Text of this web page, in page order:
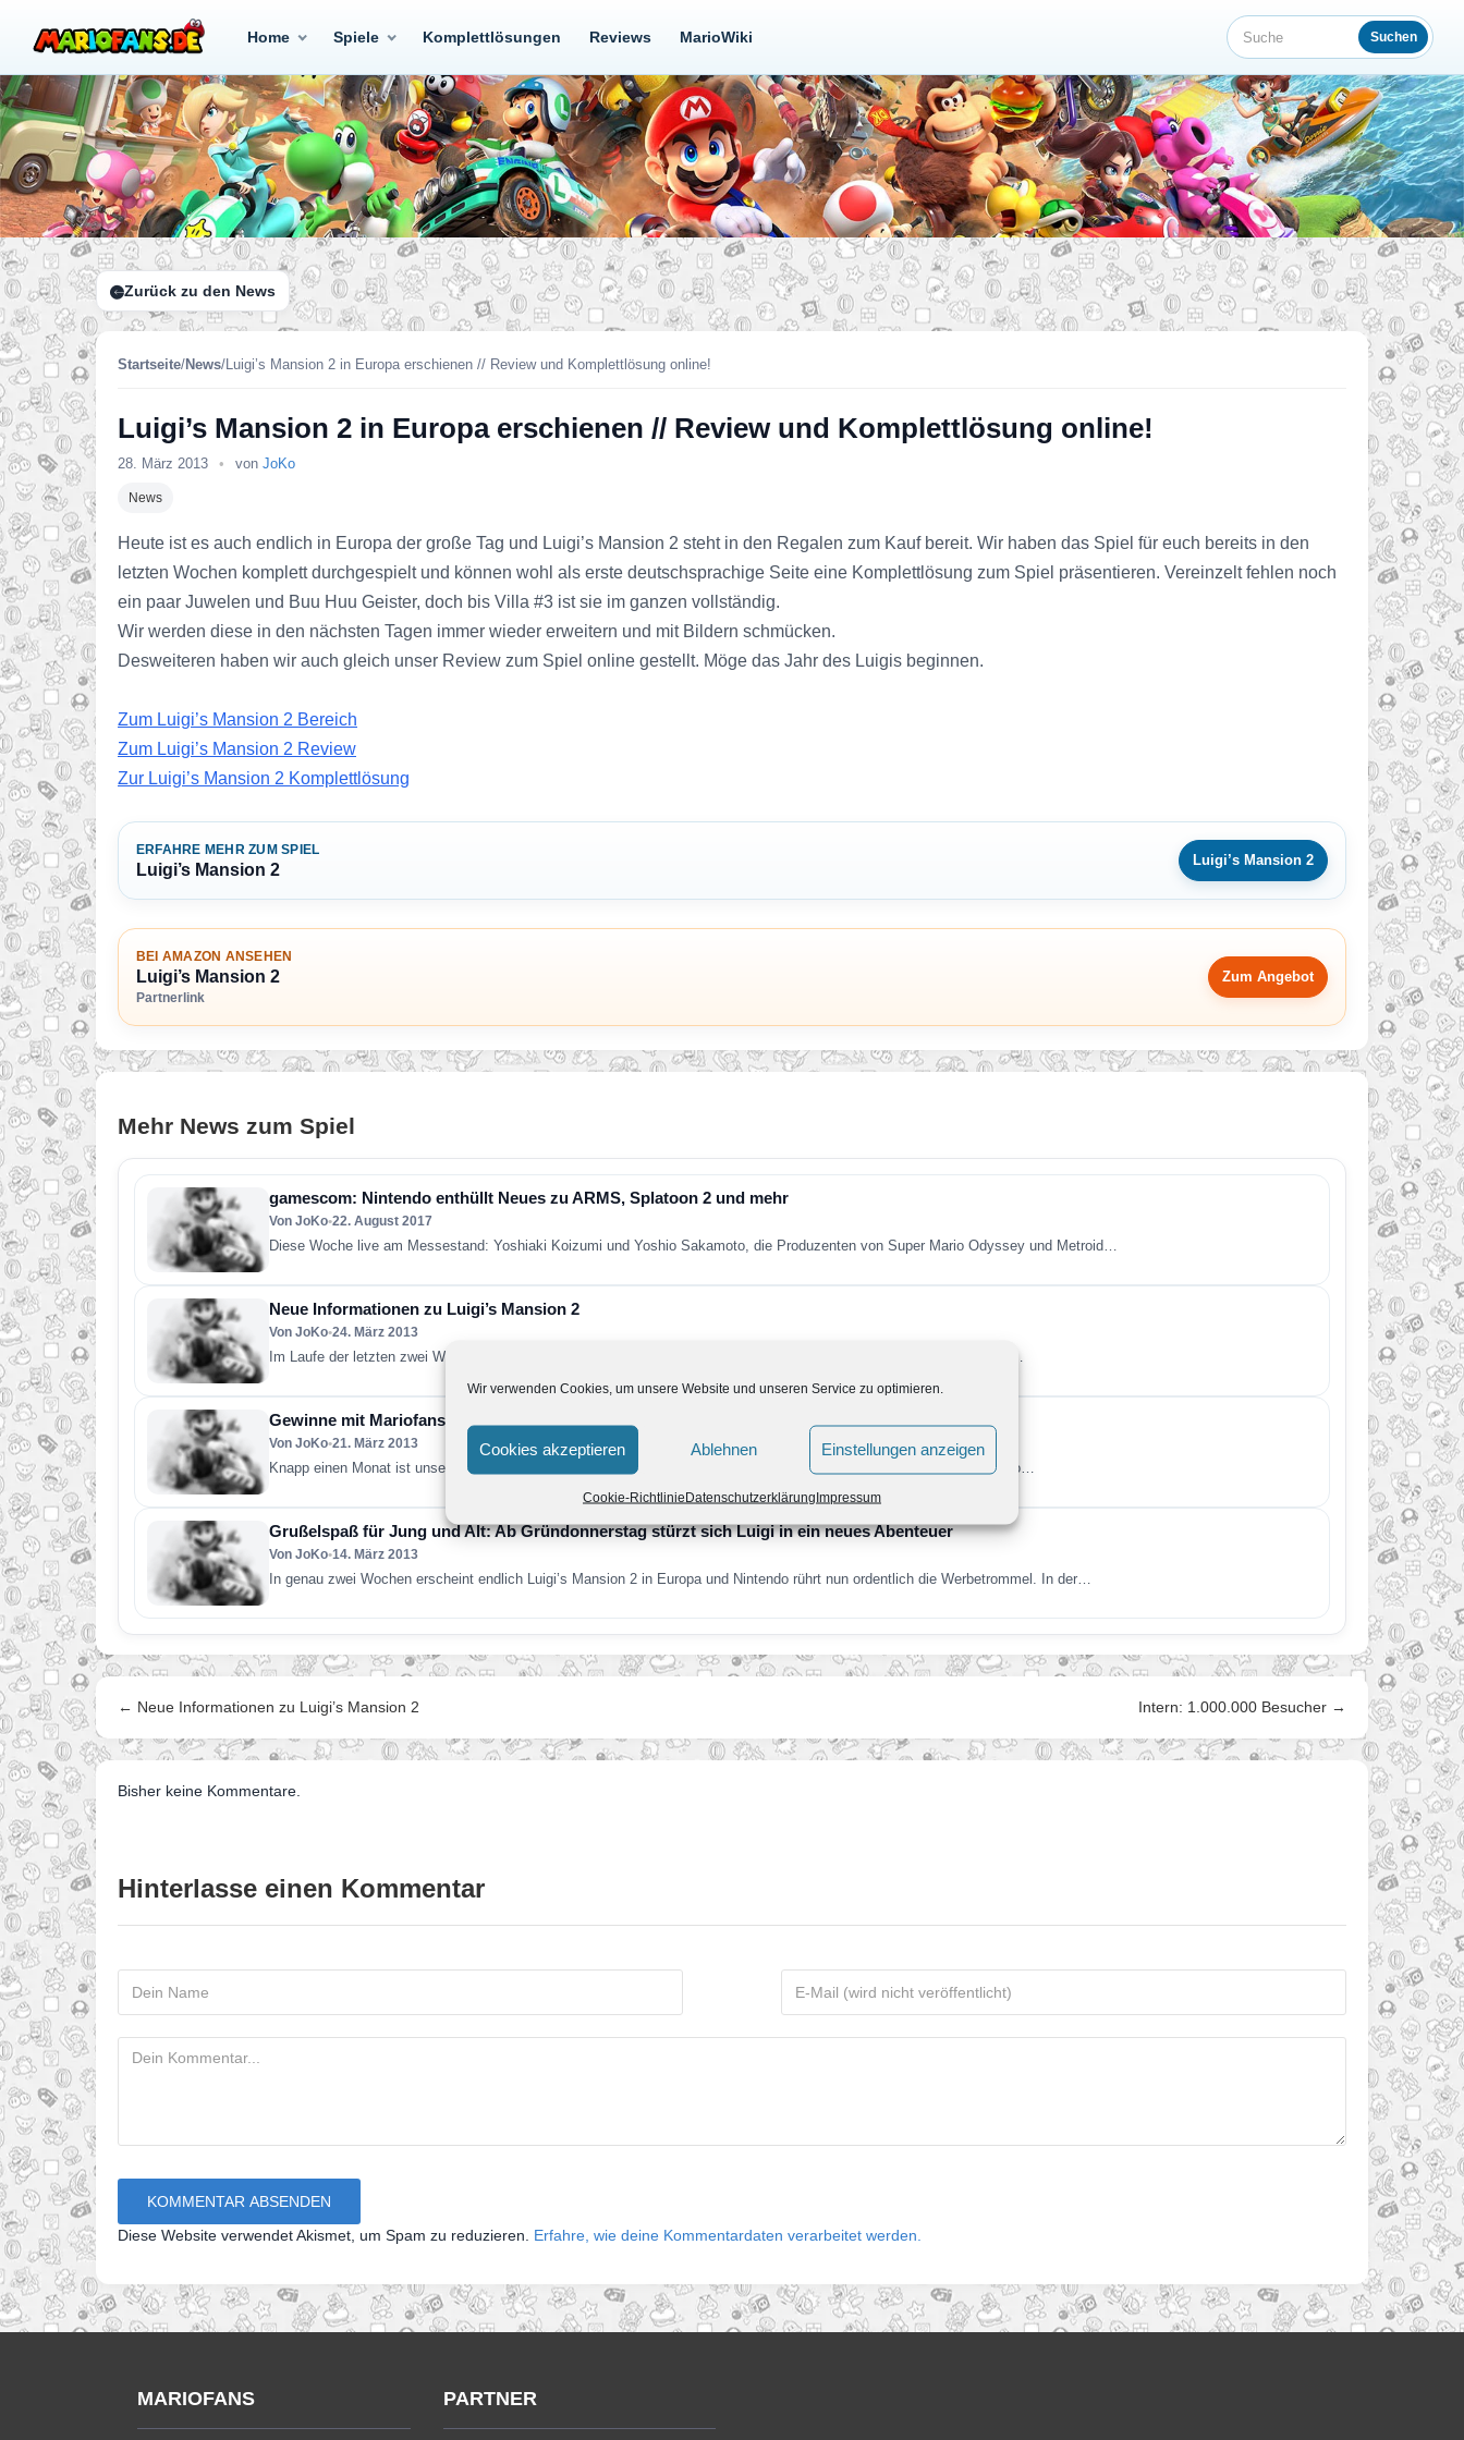
Wir verwenden Cookies, um unsere Website und unseren Service zu optimieren.
Cookies akzeptieren Ablehnen Einstellungen anzeigen
Cookie-RichtlinieDatenschutzerklärungImpressum
Home Spiele Komplettlösungen Reviews MarioWiki Suche Suchen
Zurück zu den News
Startseite/News/Luigi’s Mansion 2 in Europa erschienen // Review und Komplettlösung online!
Luigi’s Mansion 2 in Europa erschienen // Review und Komplettlösung online!
28. März 2013 • von JoKo
News
Heute ist es auch endlich in Europa der große Tag und Luigi’s Mansion 2 steht in den Regalen zum Kauf bereit. Wir haben das Spiel für euch bereits in den
letzten Wochen komplett durchgespielt und können wohl als erste deutschsprachige Seite eine Komplettlösung zum Spiel präsentieren. Vereinzelt fehlen noch
ein paar Juwelen und Buu Huu Geister, doch bis Villa #3 ist sie im ganzen vollständig.
Wir werden diese in den nächsten Tagen immer wieder erweitern und mit Bildern schmücken.
Desweiteren haben wir auch gleich unser Review zum Spiel online gestellt. Möge das Jahr des Luigis beginnen.
Zum Luigi’s Mansion 2 Bereich
Zum Luigi’s Mansion 2 Review
Zur Luigi’s Mansion 2 Komplettlösung
ERFAHRE MEHR ZUM SPIEL
Luigi’s Mansion 2
Luigi’s Mansion 2
BEI AMAZON ANSEHEN
Luigi’s Mansion 2
Partnerlink
Zum Angebot
Mehr News zum Spiel
gamescom: Nintendo enthüllt Neues zu ARMS, Splatoon 2 und mehr
Von JoKo•22. August 2017
Diese Woche live am Messestand: Yoshiaki Koizumi und Yoshio Sakamoto, die Produzenten von Super Mario Odyssey und Metroid…
Neue Informationen zu Luigi’s Mansion 2
Von JoKo•24. März 2013
Im Laufe der letzten zwei Wochen hat Nintendo einige neue Informationen zu Luigi’s Mansion 2 veröffentlicht. So wird…
Gewinne mit Mariofans.de und Nintendo Luigi’s Mansion 2
Von JoKo•21. März 2013
Knapp einen Monat ist unser letztes Gewinnspiel her und schon starten wir ein neues. In Zusammenarbeit mit Nintendo…
Grußelspaß für Jung und Alt: Ab Gründonnerstag stürzt sich Luigi in ein neues Abenteuer
Von JoKo•14. März 2013
In genau zwei Wochen erscheint endlich Luigi’s Mansion 2 in Europa und Nintendo rührt nun ordentlich die Werbetrommel. In der…
← Neue Informationen zu Luigi’s Mansion 2 Intern: 1.000.000 Besucher →
Bisher keine Kommentare.
Hinterlasse einen Kommentar
Diese Website verwendet Akismet, um Spam zu reduzieren. Erfahre, wie deine Kommentardaten verarbeitet werden.
MARIOFANS PARTNER